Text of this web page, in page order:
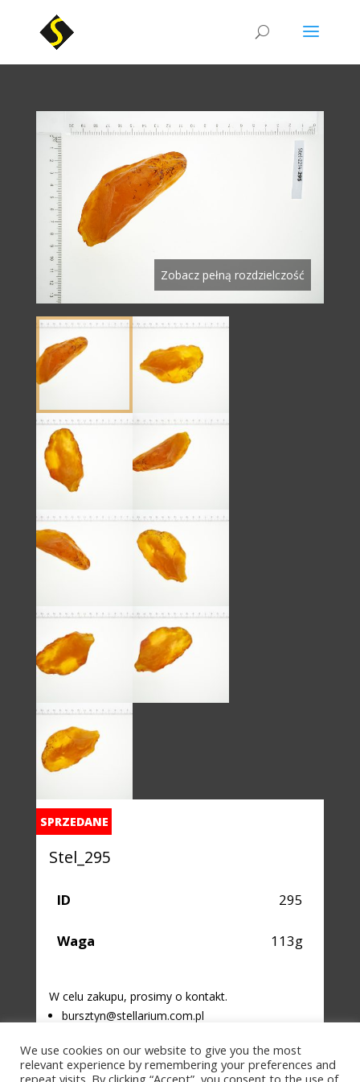
Zobacz pełną rozdzielczość
SPRZEDANE
Stel_295
ID 295
Waga 113g
W celu zakupu, prosimy o kontakt.
bursztyn@stellarium.com.pl
We use cookies on our website to give you the most
relevant experience by remembering your preferences and
repeat visits. By clicking “Accept”, you consent to the use of